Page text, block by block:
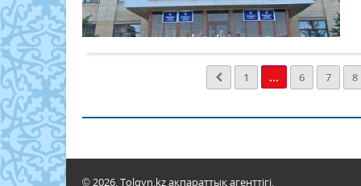
1 ... 6 7 8
© 2026. Tolqyn.kz ақпараттық агенттігі.